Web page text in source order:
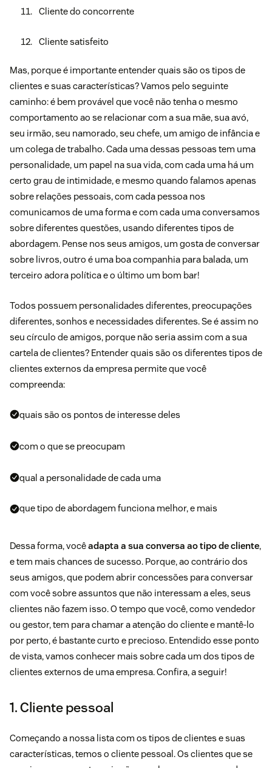
Cliente do concorrente
Cliente satisfeito
Mas, porque é importante entender quais são os tipos de
clientes e suas características? Vamos pelo seguinte
caminho: é bem provável que você não tenha o mesmo
comportamento ao se relacionar com a sua mãe, sua avó,
seu irmão, seu namorado, seu chefe, um amigo de infância e
um colega de trabalho. Cada uma dessas pessoas tem uma
personalidade, um papel na sua vida, com cada uma há um
certo grau de intimidade, e mesmo quando falamos apenas
sobre relações pessoais, com cada pessoa nos
comunicamos de uma forma e com cada uma conversamos
sobre diferentes questões, usando diferentes tipos de
abordagem. Pense nos seus amigos, um gosta de conversar
sobre livros, outro é uma boa companhia para balada, um
terceiro adora política e o último um bom bar!
Todos possuem personalidades diferentes, preocupações
diferentes, sonhos e necessidades diferentes. Se é assim no
seu círculo de amigos, porque não seria assim com a sua
cartela de clientes? Entender quais são os diferentes tipos de
clientes externos da empresa permite que você
compreenda:
quais são os pontos de interesse deles
com o que se preocupam
qual a personalidade de cada uma
que tipo de abordagem funciona melhor, e mais
Dessa forma, vocêadapta a sua conversa ao tipo de cliente,
e tem mais chances de sucesso. Porque, ao contrário dos
seus amigos, que podem abrir concessões para conversar
com você sobre assuntos que não interessam a eles, seus
clientes não fazem isso. O tempo que você, como vendedor
ou gestor, tem para chamar a atenção do cliente e mantê-lo
por perto, é bastante curto e precioso. Entendido esse ponto
de vista, vamos conhecer mais sobre cada um dos tipos de
clientes externos de uma empresa. Confira, a seguir!
1. Cliente pessoal
Começando a nossa lista com os tipos de clientes e suas
características, temos o cliente pessoal. Os clientes que se